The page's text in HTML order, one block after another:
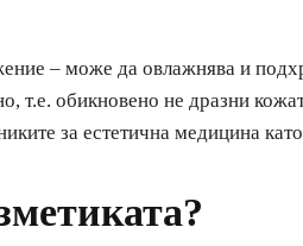
– може да овлажнява и
т.е. обикновено не дразни
за естетична медицина